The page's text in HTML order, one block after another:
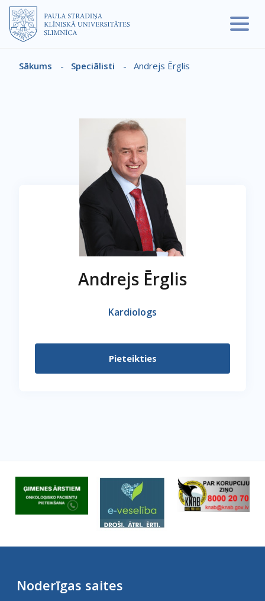
Pārlekt uz galveno saturu
Atpakaļceļš
Sākums - Speciālisti - Andrejs Ērglis
Andrejs Ērglis
Kardiologs
Pieteikties
Noderīgas saites